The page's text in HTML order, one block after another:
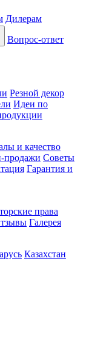
Дилерам
Вопрос-ответ
Резной декор
Идеи по
и качество
продажи Советы
Гарантия и
права
Галерея
Казахстан